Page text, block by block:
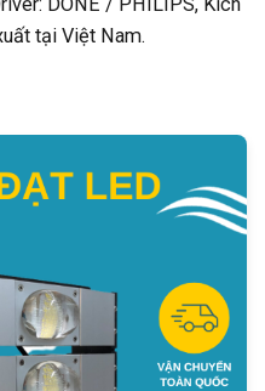
tại Việt Nam.